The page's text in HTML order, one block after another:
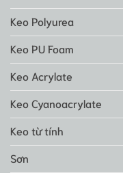
Keo Polyurea
Keo PU Foam
Keo Acrylate
Keo Cyanoacrylate
Keo từ tính
Sơn